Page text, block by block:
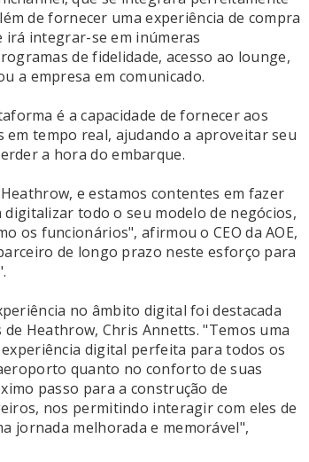
de fornecer uma experiência de compra
irá integrar-se em inúmeras
de fidelidade, acesso ao lounge,
a empresa em comunicado.
é a capacidade de fornecer aos
tempo real, ajudando a aproveitar seu
a hora do embarque.
e estamos contentes em fazer
todo o seu modelo de negócios,
os funcionários", afirmou o CEO da AOE,
de longo prazo neste esforço para
no âmbito digital foi destacada
Heathrow, Chris Annetts. "Temos uma
digital perfeita para todos os
quanto no conforto de suas
passo para a construção de
nos permitindo interagir com eles de
jornada melhorada e memorável",